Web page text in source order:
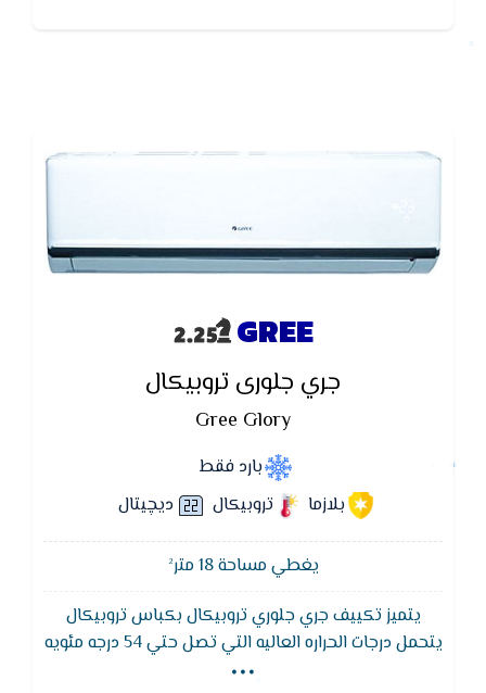
GREE
جري جلورى تروبيكال
Gree Glory
بارد فقط
بلازما
تروبيكال ديچيتال
يغطي مساحة 18 متر²
يتميز تكييف جري جلوري تروبيكال بكباس تروبيكال
يتحمل درجات الحراره العاليه التي تصل حتي 54 درجه مئويه
و تكييف جري مزود بخاصية الاستشعار التى تعمل على
...